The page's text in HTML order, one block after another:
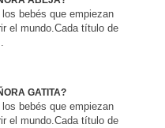
bebés que empiezan
el mundo.Cada título de
GATITA?
bebés que empiezan
el mundo.Cada título de